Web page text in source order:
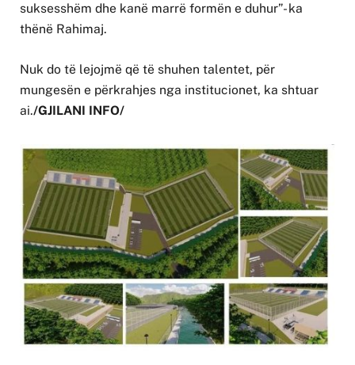
suksesshëm dhe kanë marrë formën e duhur”- ka
thënë Rahimaj.
Nuk do të lejojmë që të shuhen talentet, për
mungesën e përkrahjes nga institucionet, ka shtuar
ai./GJILANI INFO/